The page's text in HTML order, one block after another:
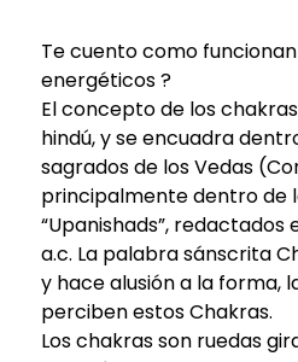
Te cuento como
energéticos ?
El concepto de los
hindú, y se encuadra
sagrados de los Vedas
principalmente dentro de
“Upanishads”, redactados
a.c. La palabra sánscrita
y hace alusión a la forma,
perciben estos Chakras.
Los chakras son ruedas